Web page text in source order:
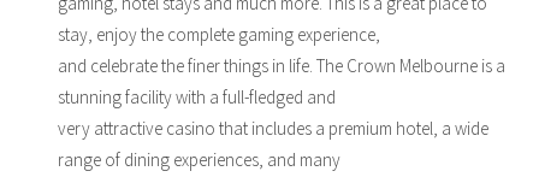
stay, enjoy the complete gaming experience,
and celebrate the finer things in life. The Crown Melbourne is a
stunning facility with a full-fledged and
very attractive casino that includes a premium hotel, a wide
range of dining experiences, and many